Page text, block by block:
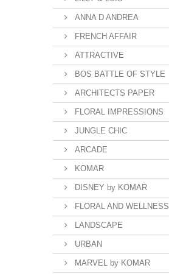
ANNA D ANDREA
FRENCH AFFAIR
ATTRACTIVE
BOS BATTLE OF STYLE
ARCHITECTS PAPER
FLORAL IMPRESSIONS
JUNGLE CHIC
ARCADE
KOMAR
DISNEY by KOMAR
FLORAL AND WELLNESS
LANDSCAPE
URBAN
MARVEL by KOMAR